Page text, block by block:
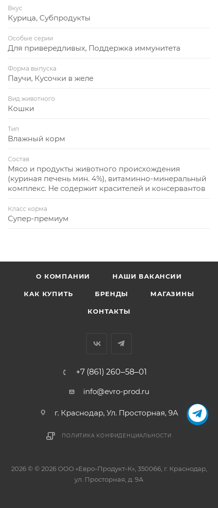
Вкус
Курица, Субпродукты
Особые серии
Для привередливых, Поддержка иммунитета
Форма выпуска
Паучи, Кусочки в желе
Вид животного
Кошки
Тип
Влажный корм
Состав
Мясо и продукты животного происхождения
(куриная печень мин. 4%), витаминно-минеральный
комплекс. Не содержит красителей и консервантов
Класс корма
Супер-премиум
О КОМПАНИИ НАШИ ВАКАНСИИ
КАК КУПИТЬ БРЕНДЫ МАГАЗИНЫ
КОНТАКТЫ
+7 (861) 260‒58‒01
info@evro-prod.ru
г. Краснодар, ​Ул. Просторная, 9А
ПОЛИТИКА КОНФИДЕНЦИАЛЬНОСТИ
2026 © © 2026 ООО «Евро-Продукт-К», 350066, г. Краснодар,
ул. Просторная, д. 9А